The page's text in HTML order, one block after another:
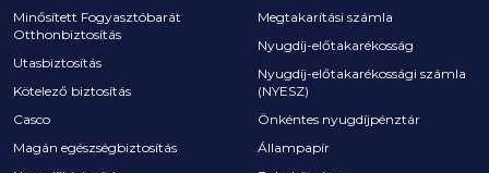
Minősített Fogyasztóbarát
Otthonbiztosítás
Utasbiztosítás
Kötelező biztosítás
Casco
Magán egészségbiztosítás
Megtakarítási számla
Nyugdíj-előtakarékosság
Nyugdíj-előtakarékossági számla
(NYESZ)
Önkéntes nyugdíjpénztár
Állampapír